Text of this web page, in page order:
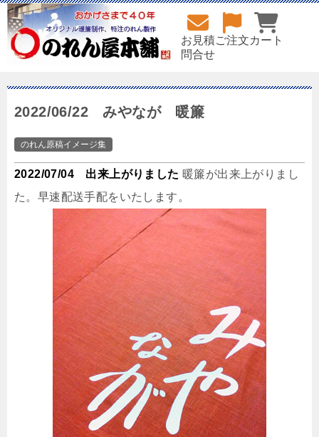
お見積
問合せ
ご注文カート
2022/06/22 みやなが 暖簾
のれん原稿イメージ集
2022/07/04 出来上がりました 暖簾が出来上がりまし
た。早速配送手配をいたします。